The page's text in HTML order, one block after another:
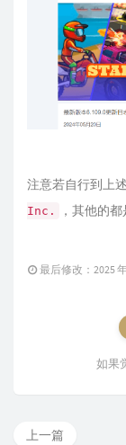
注意若自行到上
Inc.
，其他的都
最后修改：2025
如果
上一篇